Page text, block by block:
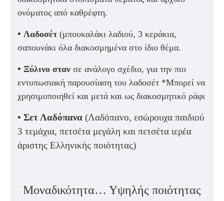
ονόματος από καθρέφτη.
• Λαδοσέτ (μπουκαλάκι λαδιού, 3 κεράκια,
σαπουνάκι όλα διακοσμημένα στο ίδιο θέμα.
• Ξύλινο σταν σε ανάλογο σχέδιο, για την πιο
εντυπωσιακή παρουσίαση του λαδοσέτ *Μπορεί να
χρησιμοποιηθεί και μετά και ως διακοσμητικό ράφι
• Σετ Λαδόπανα (Λαδόπανο, εσώρουχα παιδιού
3 τεμάχια, πετσέτα μεγάλη και πετσέτα ιερέα
άριστης Ελληνικής ποιότητας)
Μοναδικότητα… Υψηλής ποιότητας